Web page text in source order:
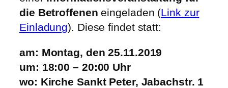
die Betroffenen eingeladen (Link zur
Einladung). Diese findet statt:
am: Montag, den 25.11.2019
um: 18:00 – 20:00 Uhr
wo: Kirche Sankt Peter, Jabachstr. 1